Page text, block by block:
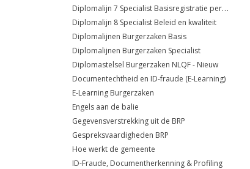
Diplomalijn 7 Specialist Basisregistratie personen
Diplomalijn 8 Specialist Beleid en kwaliteit
Diplomalijnen Burgerzaken Basis
Diplomalijnen Burgerzaken Specialist
Diplomastelsel Burgerzaken NLQF - Nieuw
Documentechtheid en ID-fraude (E-Learning)
E-Learning Burgerzaken
Engels aan de balie
Gegevensverstrekking uit de BRP
Gespreksvaardigheden BRP
Hoe werkt de gemeente
ID-Fraude, Documentherkenning & Profiling